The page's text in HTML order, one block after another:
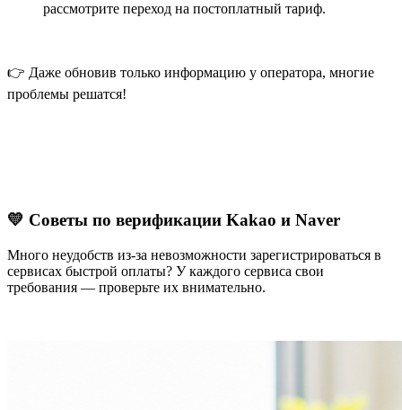
рассмотрите переход на постоплатный тариф.
👉 Даже обновив только информацию у оператора, многие
проблемы решатся!
💛 Советы по верификации Kakao и Naver
Много неудобств из-за невозможности зарегистрироваться в
сервисах быстрой оплаты? У каждого сервиса свои
требования — проверьте их внимательно.